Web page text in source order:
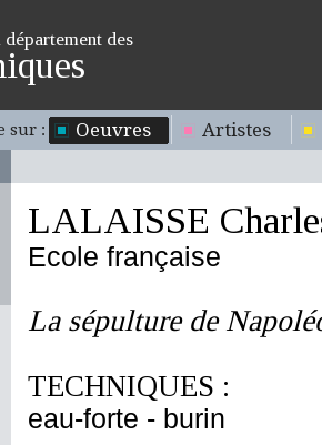
des
sur : Oeuvres Artistes
LALAISSE
Ecole française
La sépulture de
TECHNIQUES :
eau-forte - burin